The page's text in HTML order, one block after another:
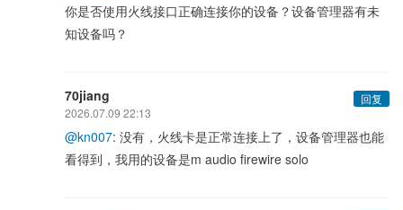
你是否使用火线接口正确连接你的设备？设备管理器有未
知设备吗？
70jiang
回复
2026.07.09 22:13
@kn007: 没有，火线卡是正常连接上了，设备管理器也能
看得到，我用的设备是m audio firewire solo